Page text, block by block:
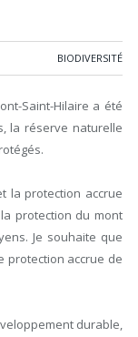
BIODIVERSITÉ
Saint-Hilaire a été
la réserve naturelle
la protection accrue
protection du mont
Je souhaite que
protection accrue de
durable,